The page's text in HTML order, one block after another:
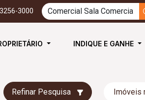
3000
INDIQUE E GANHE
Refinar Pesquisa